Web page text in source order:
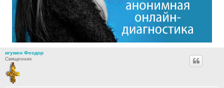
игумен Феодор
Священник